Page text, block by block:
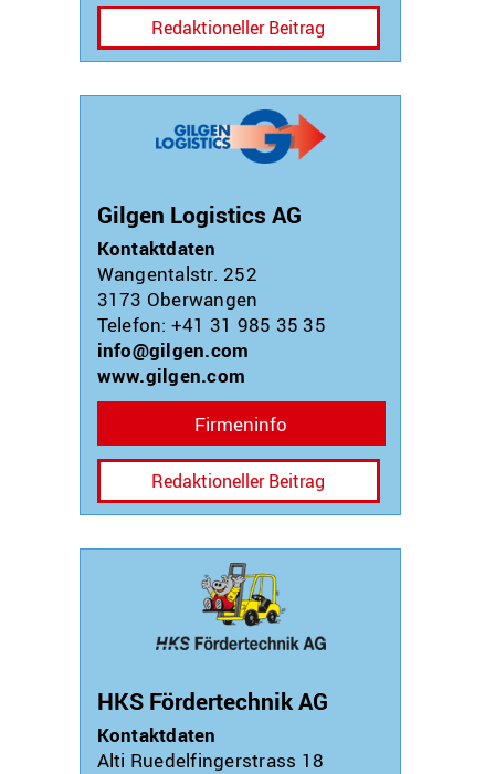
Redaktioneller Beitrag
Firmeninfo
Redaktioneller Beitrag
Gilgen Logistics AG
Kontaktdaten
Wangentalstr. 252
3173 Oberwangen
Telefon: +41 31 985 35 35
info@gilgen.com
www.gilgen.com
HKS Fördertechnik AG
Kontaktdaten
Alti Ruedelfingerstrass 18